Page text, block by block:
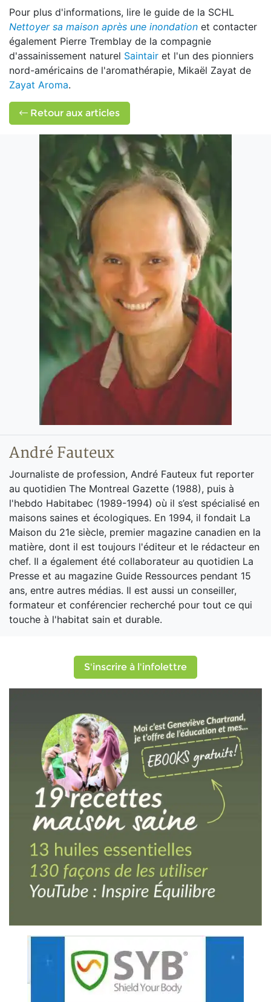
Pour plus d'informations, lire le guide de la SCHL
Nettoyer sa maison après une inondation et contacter
également Pierre Tremblay de la compagnie
d'assainissement naturel Saintair et l'un des pionniers
nord-américains de l'aromathérapie, Mikaël Zayat de
Zayat Aroma.
Retour aux articles
André Fauteux
Journaliste de profession, André Fauteux fut reporter
au quotidien The Montreal Gazette (1988), puis à
l'hebdo Habitabec (1989-1994) où il s’est spécialisé en
maisons saines et écologiques. En 1994, il fondait La
Maison du 21e siècle, premier magazine canadien en la
matière, dont il est toujours l'éditeur et le rédacteur en
chef. Il a également été collaborateur au quotidien La
Presse et au magazine Guide Ressources pendant 15
ans, entre autres médias. Il est aussi un conseiller,
formateur et conférencier recherché pour tout ce qui
touche à l'habitat sain et durable.
S'inscrire à l'infolettre